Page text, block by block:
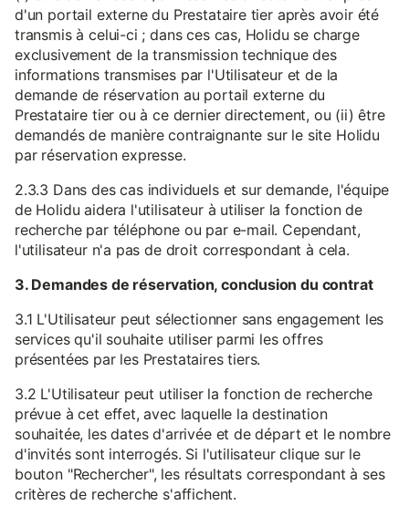
d'un portail externe du Prestataire tier après avoir été
transmis à celui-ci ; dans ces cas, Holidu se charge
exclusivement de la transmission technique des
informations transmises par l'Utilisateur et de la
demande de réservation au portail externe du
Prestataire tier ou à ce dernier directement, ou (ii) être
demandés de manière contraignante sur le site Holidu
par réservation expresse.
2.3.3 Dans des cas individuels et sur demande, l'équipe
de Holidu aidera l'utilisateur à utiliser la fonction de
recherche par téléphone ou par e-mail. Cependant,
l'utilisateur n'a pas de droit correspondant à cela.
3. Demandes de réservation, conclusion du contrat
3.1 L'Utilisateur peut sélectionner sans engagement les
services qu'il souhaite utiliser parmi les offres
présentées par les Prestataires tiers.
3.2 L'Utilisateur peut utiliser la fonction de recherche
prévue à cet effet, avec laquelle la destination
souhaitée, les dates d'arrivée et de départ et le nombre
d'invités sont interrogés. Si l'utilisateur clique sur le
bouton "Rechercher", les résultats correspondant à ses
critères de recherche s'affichent.